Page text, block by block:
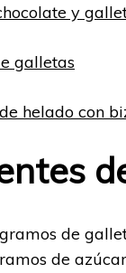
y
galletas
helado con
de
de azúcar